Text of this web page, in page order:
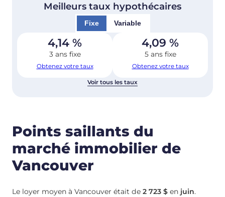
Meilleurs taux hypothécaires
Fixe Variable
4,14 %
3 ans fixe
Obtenez votre taux
4,09 %
5 ans fixe
Obtenez votre taux
Voir tous les taux
Points saillants du
marché immobilier de
Vancouver
Le loyer moyen à Vancouver était de 2 723 $ en juin.